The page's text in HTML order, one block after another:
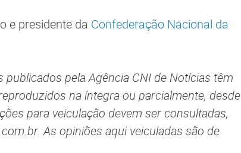
e presidente da Confederação Nacional da
publicados pela Agência CNI de Notícias têm
na íntegra ou parcialmente, desde
para veiculação devem ser consultadas,
As opiniões aqui veiculadas são de